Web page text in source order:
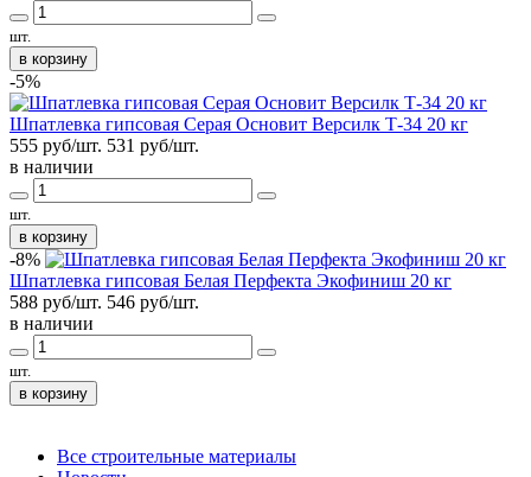
шт.
в корзину
-5%
Шпатлевка гипсовая Серая Основит Версилк Т-34 20 кг
555 руб/шт. 531 руб/шт.
в наличии
шт.
в корзину
-8%
Шпатлевка гипсовая Белая Перфекта Экофиниш 20 кг
588 руб/шт. 546 руб/шт.
в наличии
шт.
в корзину
Все строительные материалы